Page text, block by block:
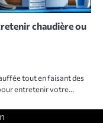
chaudière ou
tout en faisant des
entretenir votre…